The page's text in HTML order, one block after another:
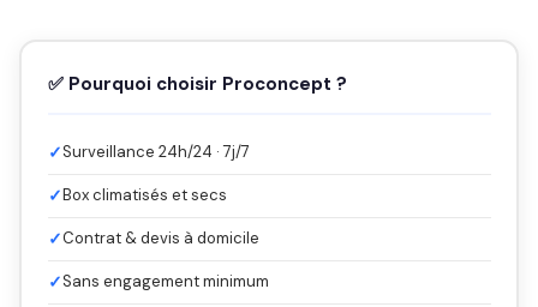
✅ Pourquoi choisir Proconcept ?
✓Surveillance 24h/24 · 7j/7
✓Box climatisés et secs
✓Contrat & devis à domicile
✓Sans engagement minimum